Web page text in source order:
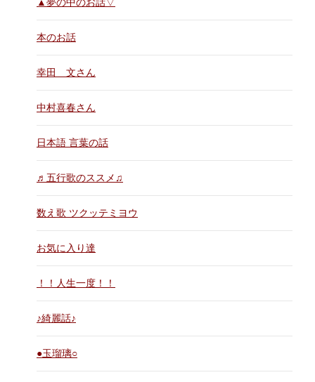
本のお話
幸田 文さん
中村喜春さん
日本語 言葉の話
♬五行歌のススメ♫
数え歌 ツクッテミヨウ
お気に入り達
！！人生一度！！
♪綺麗話♪
●玉瑠璃○